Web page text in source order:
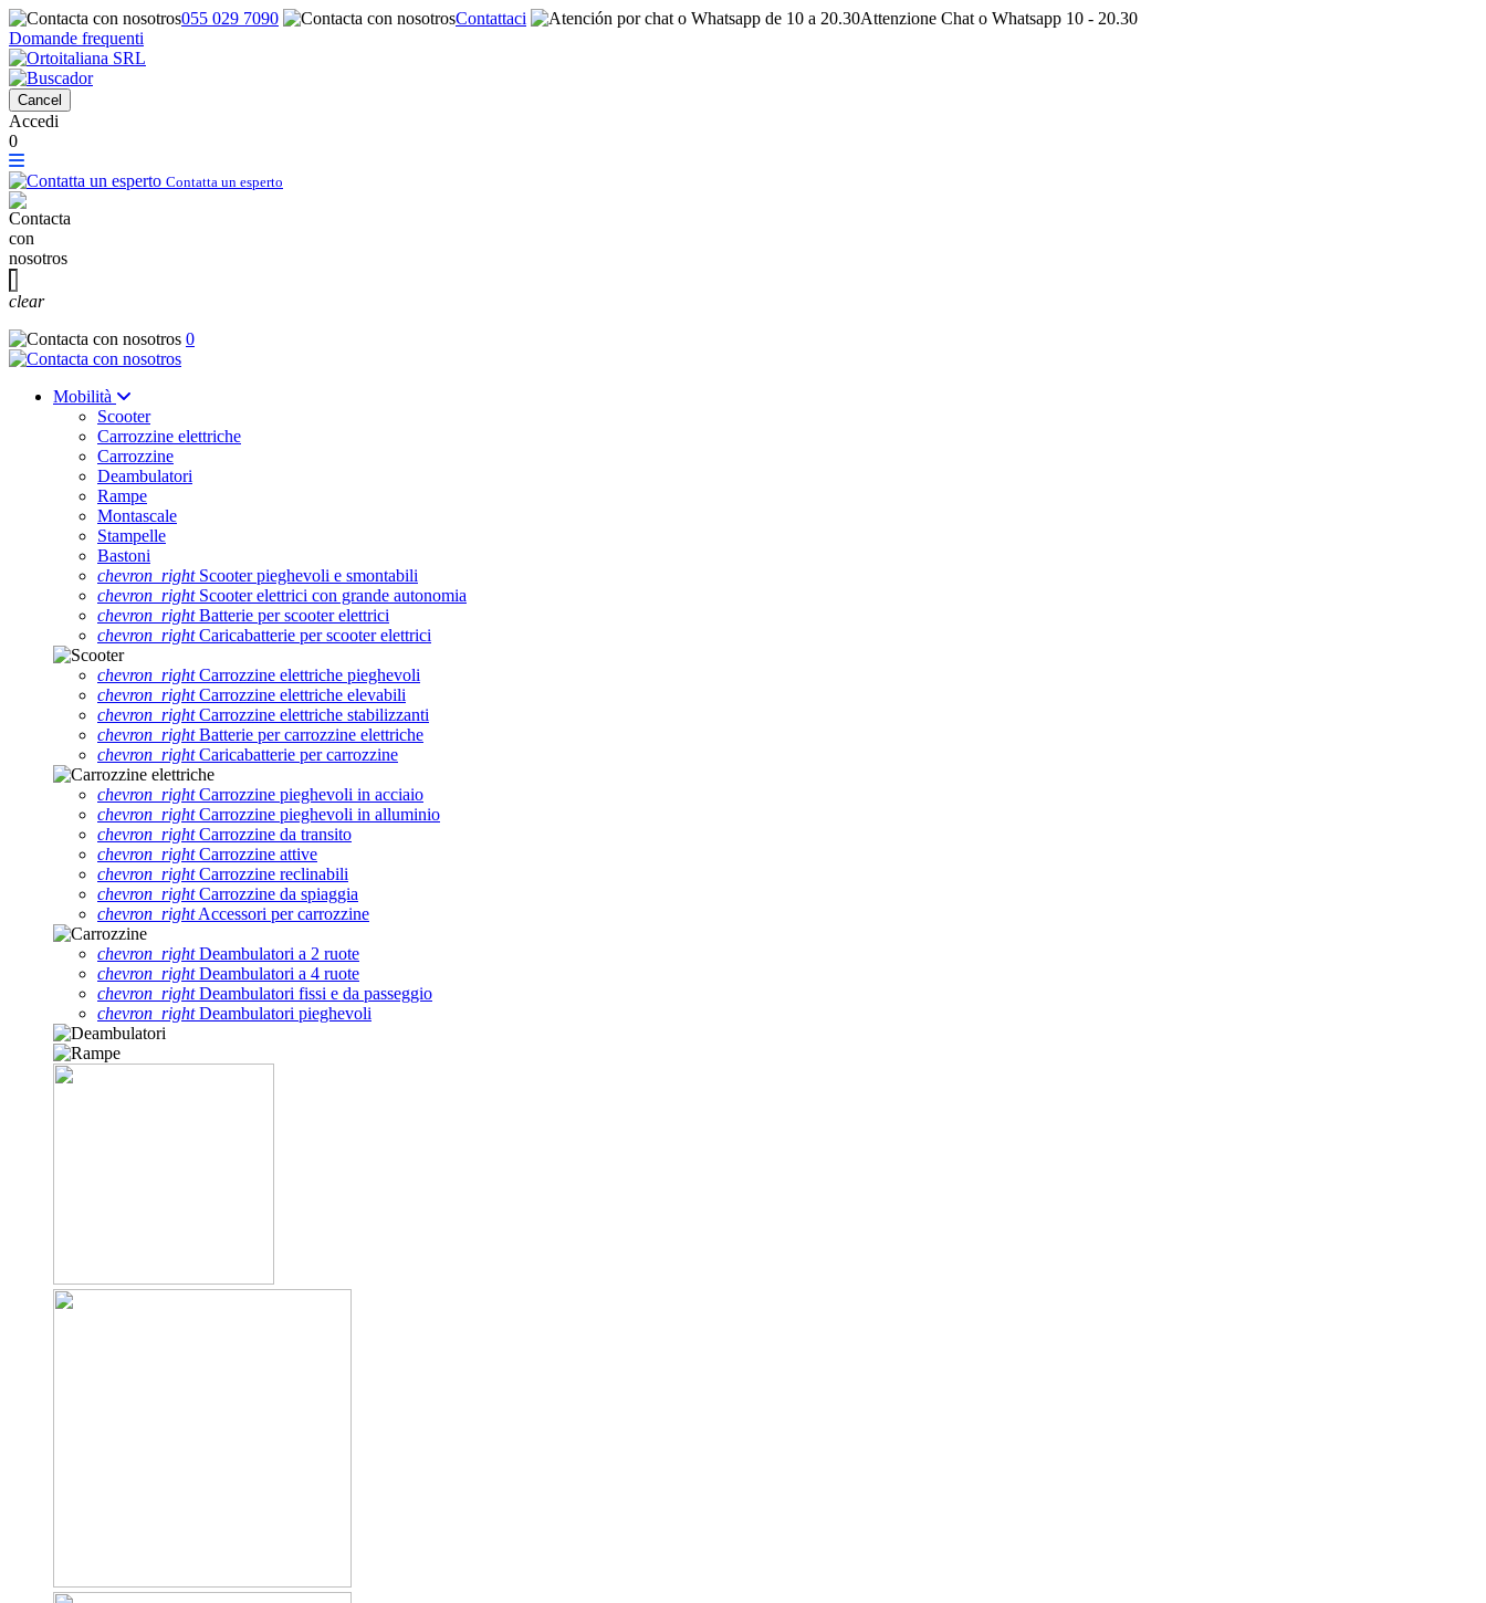
055 029 7090 Contattaci
Attenzione Chat o Whatsapp 10 - 20.30
Domande frequenti
Cancel
Accedi
0
Contatta un esperto
clear
0
Mobilità
Scooter
Carrozzine elettriche
Carrozzine
Deambulatori
Rampe
Montascale
Stampelle
Bastoni
chevron_rightScooter pieghevoli e smontabili
chevron_rightScooter elettrici con grande autonomia
chevron_rightBatterie per scooter elettrici
chevron_rightCaricabatterie per scooter elettrici
chevron_rightCarrozzine elettriche pieghevoli
chevron_rightCarrozzine elettriche elevabili
chevron_rightCarrozzine elettriche stabilizzanti
chevron_rightBatterie per carrozzine elettriche
chevron_rightCaricabatterie per carrozzine
chevron_rightCarrozzine pieghevoli in acciaio
chevron_rightCarrozzine pieghevoli in alluminio
chevron_rightCarrozzine da transito
chevron_rightCarrozzine attive
chevron_rightCarrozzine reclinabili
chevron_rightCarrozzine da spiaggia
chevron_rightAccessori per carrozzine
chevron_rightDeambulatori a 2 ruote
chevron_rightDeambulatori a 4 ruote
chevron_rightDeambulatori fissi e da passeggio
chevron_rightDeambulatori pieghevoli